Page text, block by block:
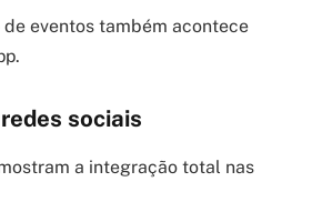
de eventos também acontece
sociais
a integração total nas